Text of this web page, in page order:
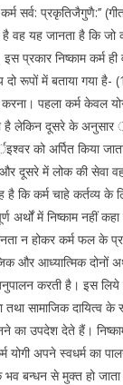
कर्म सर्व: प्रकृतिजैगुणै:’’
है वह यह जानता है कि जो
प्रकार निष्काम कर्म ही
दो रूपों में बताया गया
पहला कर्म केवल
है लेकिन दूसरे के अनुसार
को अर्पित किया
दूसरे में लोक की सेवा
है कि कर्म चाहे कर्तव्य के
अर्थों में निष्काम नहीं
न होकर कर्म फल के
और आध्यात्मिक दोनों
करती है। इस
तथा सामाजिक दायित्व
का उपदेश देते हैं।
योगी अपने स्वधर्म का
भव बन्धन से मुक्त हो